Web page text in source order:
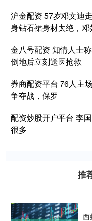
沪金配资 57岁邓文迪
身钻石裙身材太绝，
金八号配资 知情人士
倒地后立刻送医抢救
券商配资平台 76人主
争夺战，保罗
配资炒股开户平台 李
很多
推
西